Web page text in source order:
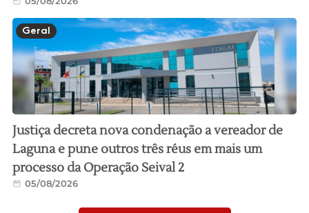
Geral
Justiça decreta nova condenação a vereador de
Laguna e pune outros três réus em mais um
processo da Operação Seival 2
05/08/2026